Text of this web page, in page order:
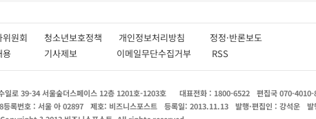
위원회 청소년보호정책 개인정보처리방침 정정·반론보도
용 기사제보 이메일무단수집거부 RSS
일로 39-34 서울숲더스페이스 12층 1201호-1203호 대표전화 : 1800-6522 편집국 070-
등록번호 : 서울 아 02897 제호: 비즈니스포스트 등록일: 2013.11.13 발행·편집인 : 강석운 발